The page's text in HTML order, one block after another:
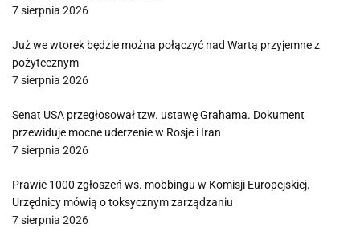
7 sierpnia 2026
Już we wtorek będzie można połączyć nad Wartą przyjemne z
pożytecznym
7 sierpnia 2026
Senat USA przegłosował tzw. ustawę Grahama. Dokument
przewiduje mocne uderzenie w Rosje i Iran
7 sierpnia 2026
Prawie 1000 zgłoszeń ws. mobbingu w Komisji Europejskiej.
Urzędnicy mówią o toksycznym zarządzaniu
7 sierpnia 2026